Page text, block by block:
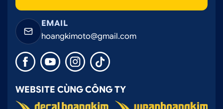
EMAIL
hoangkimoto@gmail.com
WEBSITE CÙNG CÔNG TY